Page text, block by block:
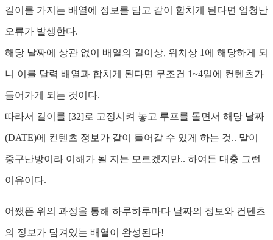
길이를 가지는 배열에 정보를 담고 같이 합치게 된다면 엄청난
오류가 발생한다.
해당 날짜에 상관 없이 배열의 길이상, 위치상 1에 해당하게 되
니 이를 달력 배열과 합치게 된다면 무조건 1~4일에 컨텐츠가
들어가게 되는 것이다.
따라서 길이를 [32]로 고정시켜 놓고 루프를 돌면서 해당 날짜
(DATE)에 컨텐츠 정보가 같이 들어갈 수 있게 하는 것.. 말이
중구난방이라 이해가 될 지는 모르겠지만.. 하여튼 대충 그런
이유이다.
어쨌뜬 위의 과정을 통해 하루하루마다 날짜의 정보와 컨텐츠
의 정보가 담겨있는 배열이 완성된다!